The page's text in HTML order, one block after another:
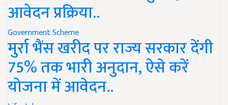
आवेदन प्रक्रिया..
Government Scheme
मुर्रा भैंस खरीद पर राज्य सरकार देंगी
75% तक भारी अनुदान, ऐसे करें
योजना में आवेदन..